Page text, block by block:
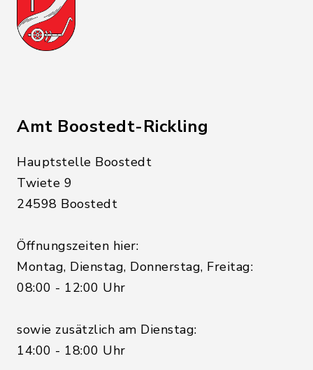
Amt Boostedt-Rickling
Hauptstelle Boostedt
Twiete 9
24598 Boostedt
Öffnungszeiten hier:
Montag, Dienstag, Donnerstag, Freitag:
08:00 - 12:00 Uhr
sowie zusätzlich am Dienstag:
14:00 - 18:00 Uhr